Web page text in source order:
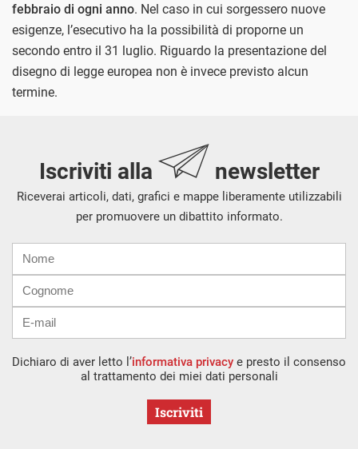
febbraio di ogni anno. Nel caso in cui sorgessero nuove
esigenze, l’esecutivo ha la possibilità di proporne un
secondo entro il 31 luglio. Riguardo la presentazione del
disegno di legge europea non è invece previsto alcun
termine.
Iscriviti alla newsletter
Riceverai articoli, dati, grafici e mappe liberamente utilizzabili
per promuovere un dibattito informato.
mail
Dichiaro di aver letto l’informativa privacy e presto il consenso
al trattamento dei miei dati personali
Iscriviti